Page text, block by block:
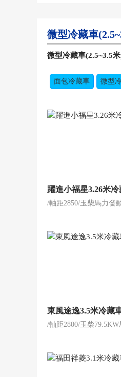
微型冷藏車
微型冷藏車(2.5~3.5米
面包冷藏車 微型
躍進小福星3.26米冷
/軸距2850/玉柴馬力發
東風途逸3.5米冷藏
/軸距2800/玉柴